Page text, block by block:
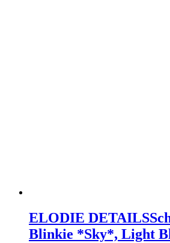
ELODIE DETAILS
Blinkie *Sky*, Light